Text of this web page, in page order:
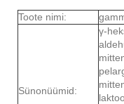
Toote nimi:
Sünonüümid:
γ-